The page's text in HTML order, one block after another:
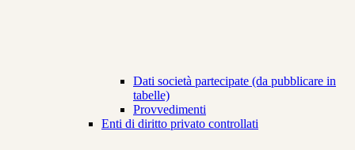
Dati società partecipate (da pubblicare in
tabelle)
Provvedimenti
Enti di diritto privato controllati